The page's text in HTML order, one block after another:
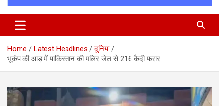
Home Latest Headlines
दुनिया
भूकंप की आड़ में पाकिस्तान की मलिर जेल से 216 कैदी फरार